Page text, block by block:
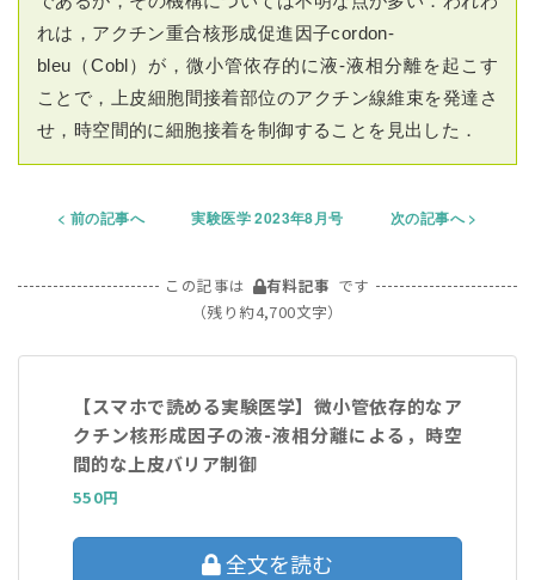
れは，アクチン重合核形成促進因子cordon-
bleu（Cobl）が，微小管依存的に液-液相分離を起こす
ことで，上皮細胞間接着部位のアクチン線維束を発達さ
せ，時空間的に細胞接着を制御することを見出した．
前の記事へ 実験医学 2023年8月号 次の記事へ
この記事は 有料記事 です
（残り約4,700文字）
【スマホで読める実験医学】微小管依存的なア
クチン核形成因子の液-液相分離による，時空
間的な上皮バリア制御
550円
全文を読む